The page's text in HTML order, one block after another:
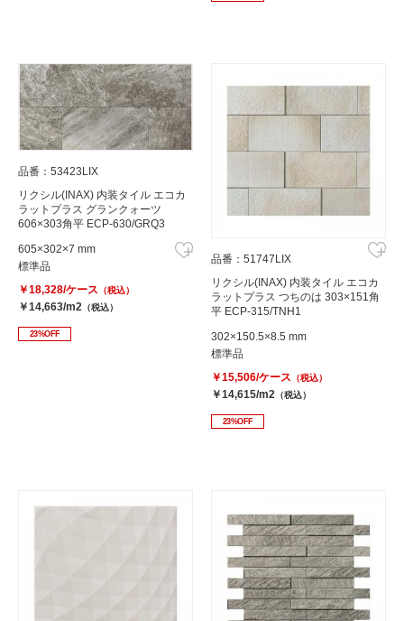
品番：53423LIX
リクシル(INAX) 内装タイル エコカ
ラットプラス グランクォーツ
606×303角平 ECP-630/GRQ3
605×302×7 mm
標準品
￥18,328/ケース （税込）
￥14,663/m2 （税込）
23%OFF
品番：51747LIX
リクシル(INAX) 内装タイル エコカ
ラットプラス つちのは 303×151角
平 ECP-315/TNH1
302×150.5×8.5 mm
標準品
￥15,506/ケース （税込）
￥14,615/m2 （税込）
23%OFF